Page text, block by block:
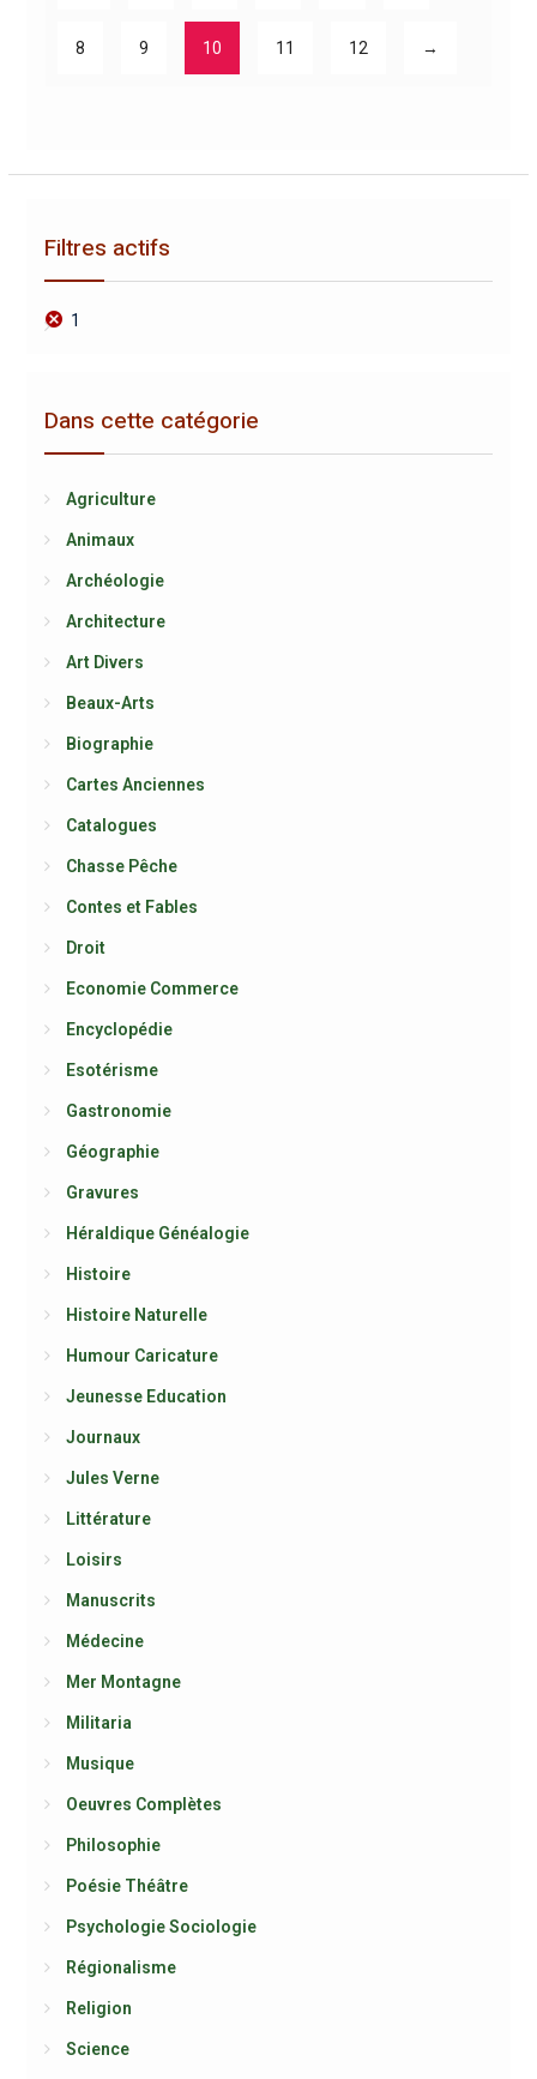
8 9 10 11 12 →
Filtres actifs
1
Dans cette catégorie
Agriculture
Animaux
Archéologie
Architecture
Art Divers
Beaux-Arts
Biographie
Cartes Anciennes
Catalogues
Chasse Pêche
Contes et Fables
Droit
Economie Commerce
Encyclopédie
Esotérisme
Gastronomie
Géographie
Gravures
Héraldique Généalogie
Histoire
Histoire Naturelle
Humour Caricature
Jeunesse Education
Journaux
Jules Verne
Littérature
Loisirs
Manuscrits
Médecine
Mer Montagne
Militaria
Musique
Oeuvres Complètes
Philosophie
Poésie Théâtre
Psychologie Sociologie
Régionalisme
Religion
Science